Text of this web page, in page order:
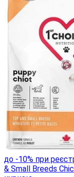
до -10% при
& Small Breeds